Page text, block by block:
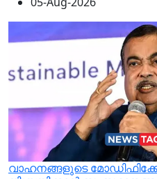
വാഹനങ്ങളുടെ